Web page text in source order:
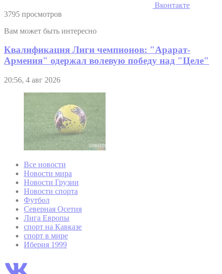
Вконтакте
3795 просмотров
Вам может быть интересно
Квалификация Лиги чемпионов: "Арарат-
Армения" одержал волевую победу над "Целе"
20:56, 4 авг 2026
Все новости
Новости мира
Новости Грузии
Новости спорта
Футбол
Северная Осетия
Лига Европы
спорт на Кавказе
спорт в мире
Иберия 1999